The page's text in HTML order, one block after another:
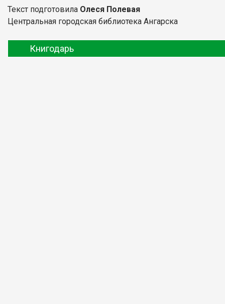
Текст подготовила Олеся Полевая
Центральная городская библиотека Ангарска
Книгодарь